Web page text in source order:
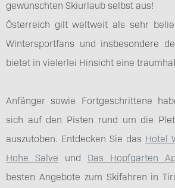
gewünschten Skiurlaub selbst aus!
Österreich gilt weltweit als sehr
Wintersportfans und insbesondere
bietet in vielerlei Hinsicht eine
Anfänger sowie Fortgeschrittene
sich auf den Pisten rund um die
auszutoben. Entdecken Sie das Hotel
Hohe Salve und Das Hopfgarten
besten Angebote zum Skifahren in